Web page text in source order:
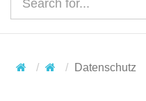
Datenschutz